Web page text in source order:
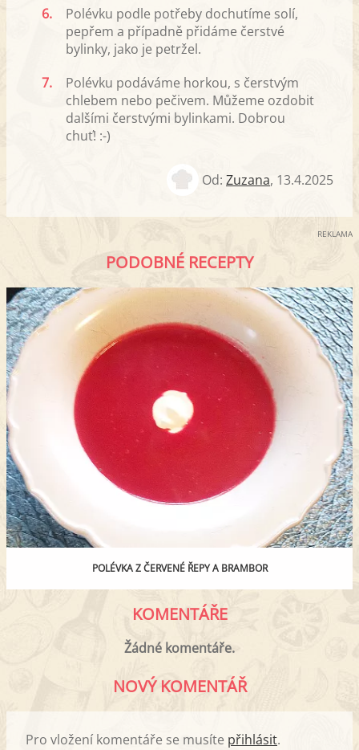
6.
Polévku podle potřeby dochutíme solí,
pepřem a případně přidáme čerstvé
bylinky, jako je petržel.
7.
Polévku podáváme horkou, s čerstvým
chlebem nebo pečivem. Můžeme ozdobit
dalšími čerstvými bylinkami. Dobrou
chuť! :-)
Od: Zuzana, 13.4.2025
REKLAMA
PODOBNÉ RECEPTY
POLÉVKA Z ČERVENÉ ŘEPY A BRAMBOR
KOMENTÁŘE
Žádné komentáře.
NOVÝ KOMENTÁŘ
Pro vložení komentáře se musíte přihlásit.